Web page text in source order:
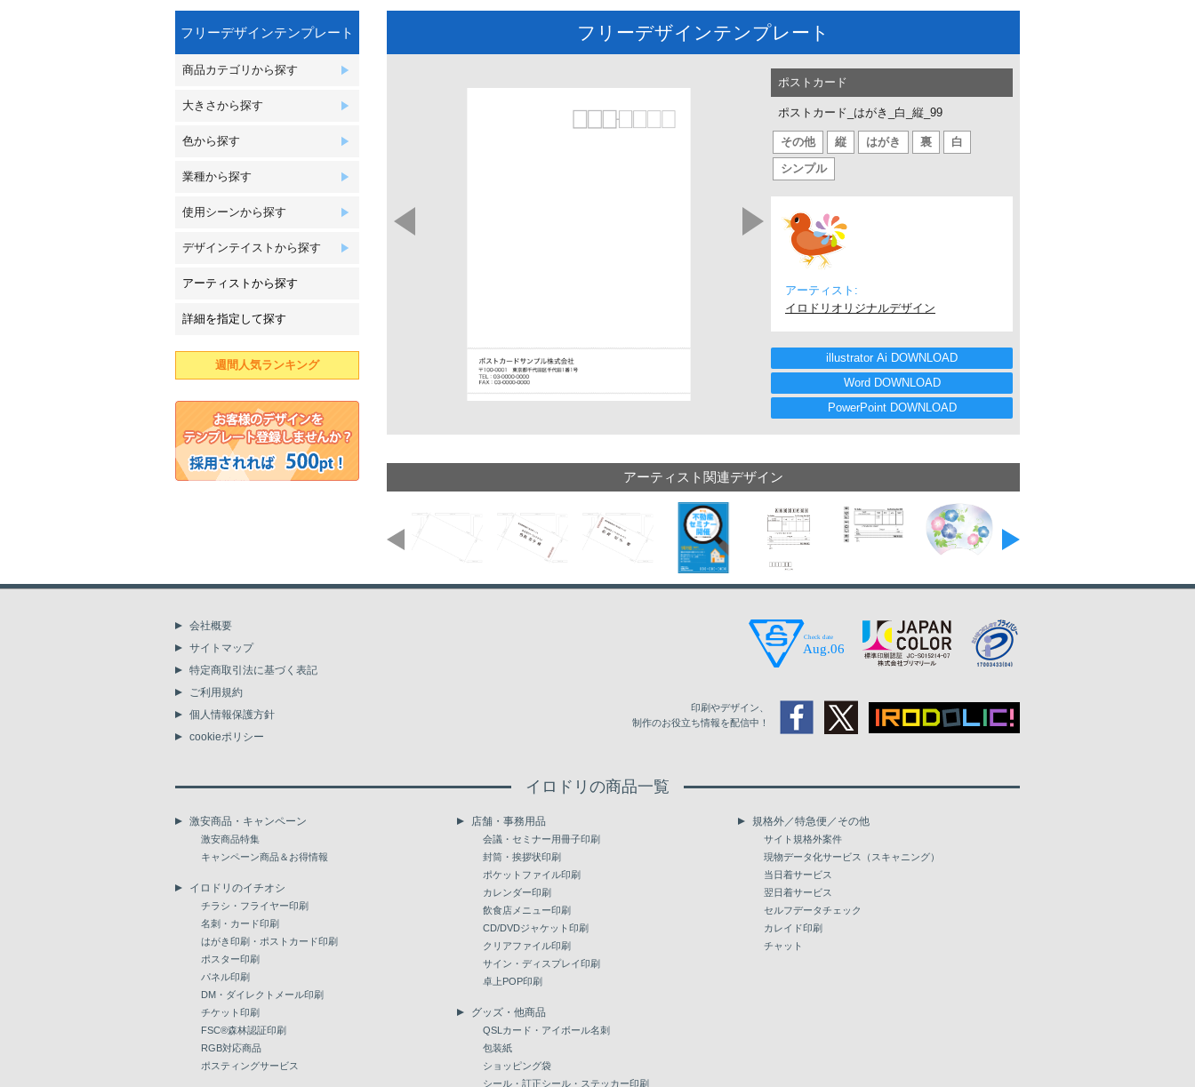
フリーデザインテンプレート
商品カテゴリから探す
大きさから探す
色から探す
業種から探す
使用シーンから探す
デザインテイストから探す
アーティストから探す
詳細を指定して探す
週間人気ランキング
フリーデザインテンプレート
ポストカード
ポストカード_はがき_白_縦_99
その他 縦 はがき 裏
白
シンプル
アーティスト:
イロドリオリジナルデザイン
illustrator Ai DOWNLOAD
Word DOWNLOAD
PowerPoint DOWNLOAD
アーティスト関連デザイン
会社概要
サイトマップ
特定商取引法に基づく表記
ご利用規約
個人情報保護方針
cookieポリシー
印刷やデザイン、
制作のお役立ち情報を配信中！
イロドリの商品一覧
激安商品・キャンペーン
激安商品特集
キャンペーン商品＆お得情報
イロドリのイチオシ
チラシ・フライヤー印刷
名刺・カード印刷
はがき印刷・ポストカード印刷
ポスター印刷
パネル印刷
DM・ダイレクトメール印刷
チケット印刷
FSC®森林認証印刷
RGB対応商品
ポスティングサービス
店舗・事務用品
会議・セミナー用冊子印刷
封筒・挨拶状印刷
ポケットファイル印刷
カレンダー印刷
飲食店メニュー印刷
CD/DVDジャケット印刷
クリアファイル印刷
サイン・ディスプレイ印刷
卓上POP印刷
グッズ・他商品
QSLカード・アイボール名刺
包装紙
ショッピング袋
シール・訂正シール・ステッカー印刷
規格外／特急便／その他
サイト規格外案件
現物データ化サービス（スキャニング）
当日着サービス
翌日着サービス
セルフデータチェック
カレイド印刷
チャット